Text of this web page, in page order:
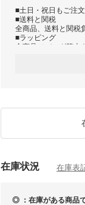
■土日・祝日もご注
■送料と関税
全商品、送料と関税
■ラッピング
全商品（バッグ等大
ご希望の際は購入
※ブランドのラッピ
※資材の在庫状況に
■ご入金前は仮のご
欠品となる場合がご
在庫状況 在庫表
◎ ：在庫がある商品